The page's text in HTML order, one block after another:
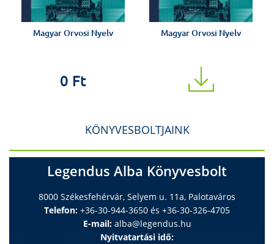
Magyar Orvosi Nyelv
0 Ft
Magyar Orvosi Nyelv
KÖNYVESBOLTJAINK
Legendus Alba Könyvesbolt
8000 Székesfehérvár, Selyem u. 11a, Palotaváros
Telefon: +36-30-944-3650 és +36-30-326-4705
E-mail: alba@legendus.hu
Nyitvatartási idő: